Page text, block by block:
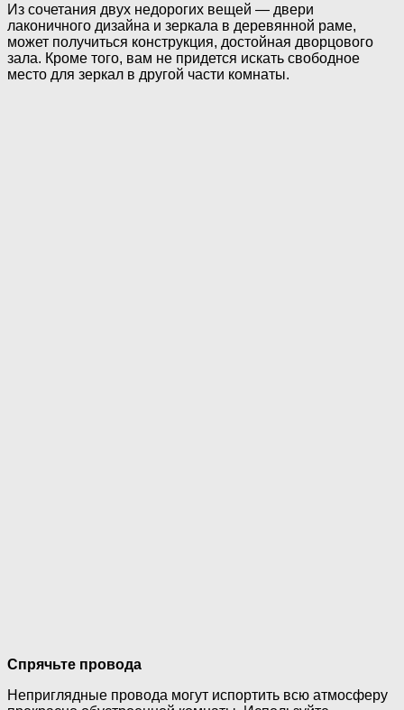
Из сочетания двух недорогих вещей — двери
лаконичного дизайна и зеркала в деревянной раме,
может получиться конструкция, достойная дворцового
зала. Кроме того, вам не придется искать свободное
место для зеркал в другой части комнаты.
Спрячьте провода
Неприглядные провода могут испортить всю атмосферу